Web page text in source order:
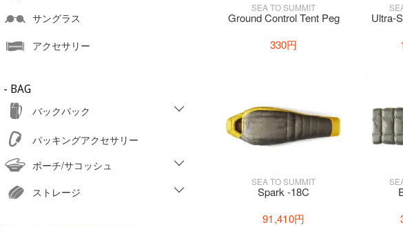
サングラス
アクセサリー
- BAG
バックパック
パッキングアクセサリー
ポーチ/サコッシュ
ストレージ
SEA TO SUMMIT
Ground Control Tent Peg
330円
Ultra-
SEA TO SUMMIT
Spark -18C
91,410円